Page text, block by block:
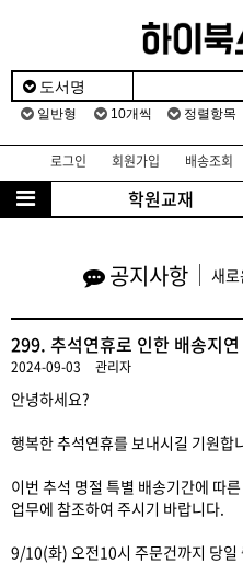
학원교재
로그인 회원가입 배송조회
공지사항 새
299. 추석연휴로 인한 배송지
2024-09-03 관리자
안녕하세요?
행복한 추석연휴를 보내시길 기원합
이번 추석 명절 특별 배송기간에 따
업무에 참조하여 주시기 바랍니다.
9/10(화) 오전10시 주문건까지 당일